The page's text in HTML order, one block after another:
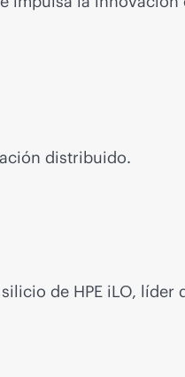
distribuido.
de HPE iLO, líder